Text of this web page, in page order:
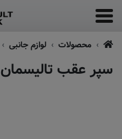
محصولات لوازم جانبی
سپر عقب تالیسمان